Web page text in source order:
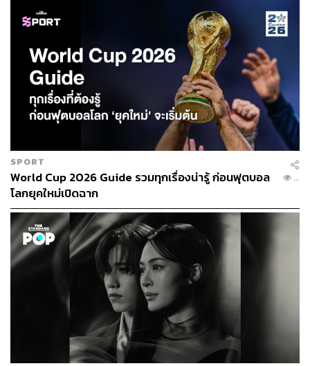
บอย-อนุวัฒน์ สงวนศักดิ์ภักดี
ดนตรี
LOADING...
ABOUT THE AUTHOR
ชุติกาญจน์ ปิยะมังคลา
Content Creator นักเล่าเรื่องผ่านเรื่องราวที่
ชื่นชอบ
SPORT
World Cup 2026 Guide รวมทุกเรื่องน่ารู้ ก่อนฟุตบอล
โลกยุคใหม่เปิดฉาก
...